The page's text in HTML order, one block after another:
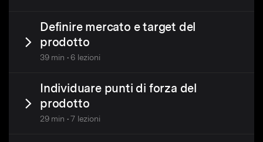
Definire mercato e target del
prodotto
39 min • 6 lezioni
Individuare punti di forza del
prodotto
29 min • 7 lezioni